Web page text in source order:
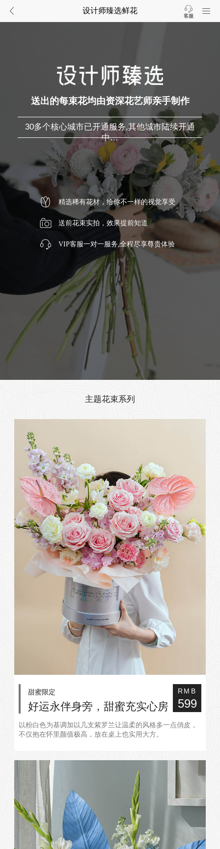
设计师臻选鲜花
客服
送出的每束花均由资深花艺师亲手制作
30多个核心城市已开通服务,其他城市陆续开通
中…
精选稀有花材，给你不一样的视觉享受
送前花束实拍，效果提前知道
VIP客服一对一服务,全程尽享尊贵体验
主题花束系列
甜蜜限定
好运永伴身旁，甜蜜充实心房
RMB
599
以粉白色为基调加以几支紫罗兰让温柔的风格多一点俏皮，
不仅抱在怀里颜值极高，放在桌上也实用大方。